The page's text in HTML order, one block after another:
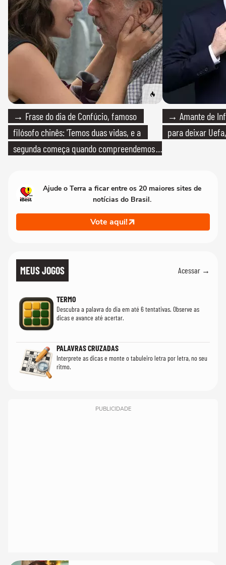
→ Frase do dia de Confúcio, famoso
filósofo chinês: 'Temos duas vidas, e a
segunda começa quando compreendemos
→ Amante de
para deixar
Ajude o Terra a ficar entre os 20 maiores sites de
notícias do Brasil.
Vote aqui!
MEUS JOGOS Acessar →
TERMO
Descubra a palavra do dia em até 6 tentativas. Observe as
dicas e avance até acertar.
PALAVRAS CRUZADAS
Interprete as dicas e monte o tabuleiro letra por letra, no seu
ritmo.
PUBLICIDADE